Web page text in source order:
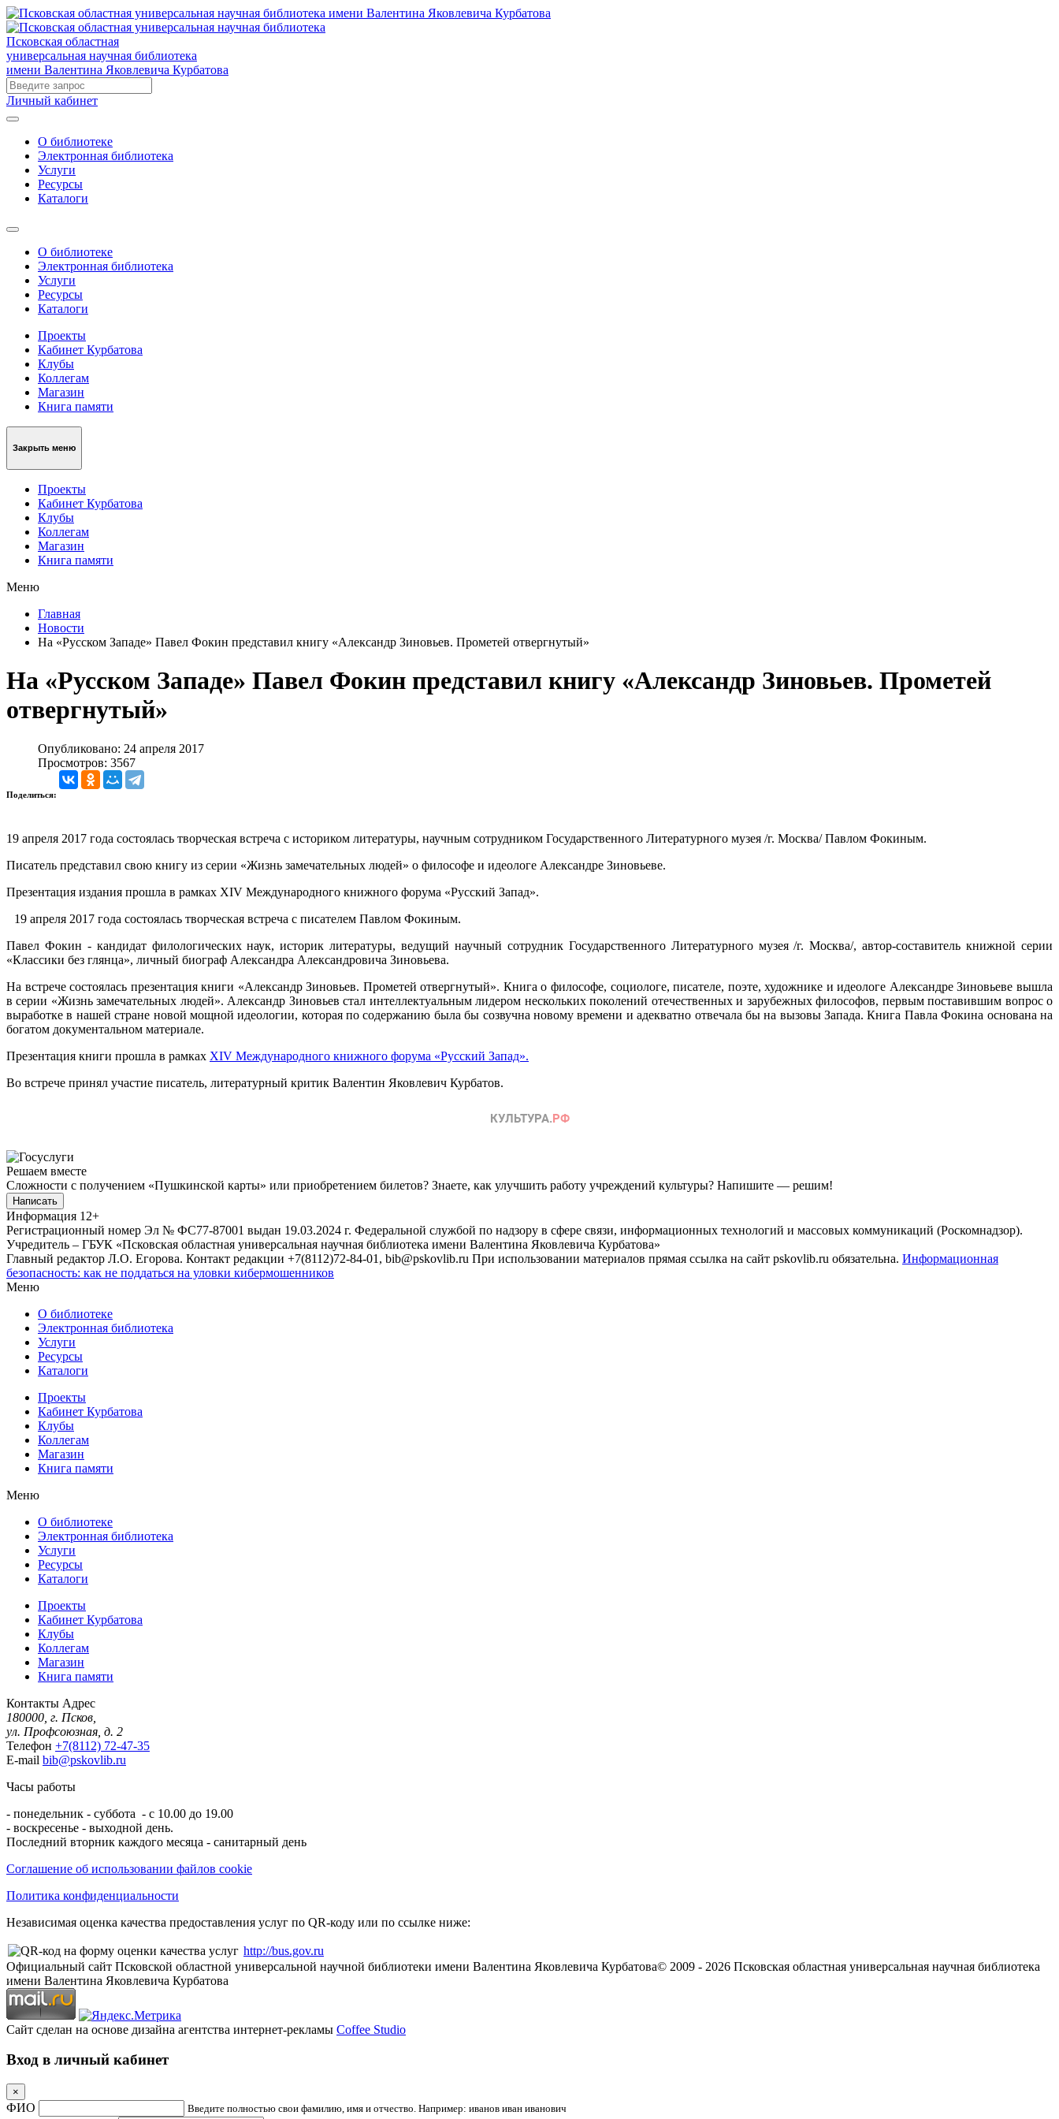
Псковская областная
универсальная научная библиотека
имени Валентина Яковлевича Курбатова
Личный кабинет
О библиотеке
Электронная библиотека
Услуги
Ресурсы
Каталоги
О библиотеке
Электронная библиотека
Услуги
Ресурсы
Каталоги
Проекты
Кабинет Курбатова
Клубы
Коллегам
Магазин
Книга памяти
Закрыть меню
Проекты
Кабинет Курбатова
Клубы
Коллегам
Магазин
Книга памяти
Меню
Главная
Новости
На «Русском Западе» Павел Фокин представил книгу «Александр Зиновьев. Прометей отвергнутый»
На «Русском Западе» Павел Фокин представил книгу «Александр Зиновьев. Прометей
отвергнутый»
Опубликовано: 24 апреля 2017
Просмотров: 3567
Поделиться:
19 апреля 2017 года состоялась творческая встреча с историком литературы, научным сотрудником Государственного Литературного музея /г. Москва/ Павлом Фокиным.
Писатель представил свою книгу из серии «Жизнь замечательных людей» о философе и идеологе Александре Зиновьеве.
Презентация издания прошла в рамках XIV Международного книжного форума «Русский Запад».
19 апреля 2017 года состоялась творческая встреча с писателем Павлом Фокиным.
Павел Фокин - кандидат филологических наук, историк литературы, ведущий научный сотрудник Государственного Литературного музея /г. Москва/, автор-составитель книжной серии
«Классики без глянца», личный биограф Александра Александровича Зиновьева.
На встрече состоялась презентация книги «Александр Зиновьев. Прометей отвергнутый». Книга о философе, социологе, писателе, поэте, художнике и идеологе Александре Зиновьеве вышла
в серии «Жизнь замечательных людей». Александр Зиновьев стал интеллектуальным лидером нескольких поколений отечественных и зарубежных философов, первым поставившим вопрос о
выработке в нашей стране новой мощной идеологии, которая по содержанию была бы созвучна новому времени и адекватно отвечала бы на вызовы Запада. Книга Павла Фокина основана на
богатом документальном материале.
Презентация книги прошла в рамках XIV Международного книжного форума «Русский Запад».
Во встрече принял участие писатель, литературный критик Валентин Яковлевич Курбатов.
Решаем вместе
Сложности с получением «Пушкинской карты» или приобретением билетов? Знаете, как улучшить работу учреждений культуры? Напишите — решим!
Написать
Информация 12+
Регистрационный номер Эл № ФС77-87001 выдан 19.03.2024 г. Федеральной службой по надзору в сфере связи, информационных технологий и массовых коммуникаций (Роскомнадзор).
Учредитель – ГБУК «Псковская областная универсальная научная библиотека имени Валентина Яковлевича Курбатова»
Главный редактор Л.О. Егорова. Контакт редакции +7(8112)72-84-01, bib@pskovlib.ru При использовании материалов прямая ссылка на сайт pskovlib.ru обязательна. Информационная
безопасность: как не поддаться на уловки кибермошенников
Меню
О библиотеке
Электронная библиотека
Услуги
Ресурсы
Каталоги
Проекты
Кабинет Курбатова
Клубы
Коллегам
Магазин
Книга памяти
Меню
О библиотеке
Электронная библиотека
Услуги
Ресурсы
Каталоги
Проекты
Кабинет Курбатова
Клубы
Коллегам
Магазин
Книга памяти
Контакты Адрес
180000, г. Псков,
ул. Профсоюзная, д. 2
Телефон +7(8112) 72-47-35
E-mail bib@pskovlib.ru
Часы работы
- понедельник - суббота - с 10.00 до 19.00
- воскресенье - выходной день.
Последний вторник каждого месяца - санитарный день
Соглашение об использовании файлов cookie
Политика конфиденциальности
Независимая оценка качества предоставления услуг по QR-коду или по ссылке ниже:
http://bus.gov.ru
Официальный сайт Псковской областной универсальной научной библиотеки имени Валентина Яковлевича Курбатова© 2009 - 2026 Псковская областная универсальная научная библиотека
имени Валентина Яковлевича Курбатова
Сайт сделан на основе дизайна агентства интернет-рекламы Coffee Studio
Вход в личный кабинет
×
ФИО Введите полностью свои фамилию, имя и отчество. Например: иванов иван иванович